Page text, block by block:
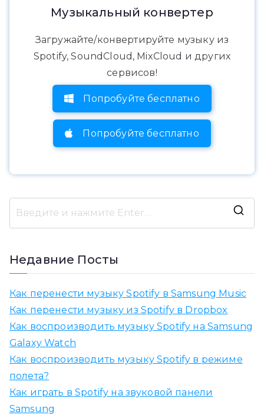
Музыкальный конвертер
Загружайте/конвертируйте музыку из
Spotify, SoundCloud, MixCloud и других
сервисов!
Попробуйте бесплатно
Попробуйте бесплатно
Недавние Посты
Как перенести музыку Spotify в Samsung Music
Как перенести музыку из Spotify в Dropbox
Как воспроизводить музыку Spotify на Samsung
Galaxy Watch
Как воспроизводить музыку Spotify в режиме
полета?
Как играть в Spotify на звуковой панели
Samsung